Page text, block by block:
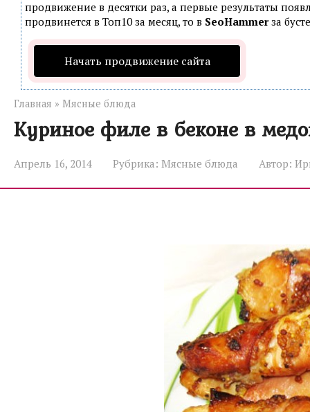
продвижение в десятки раз, а первые результаты
продвинется в Топ10 за месяц, то в SeoHammerза
Начать продвижение сайта
Главная » Мясные блюда
Куриное филе в беконе в
Апрель 16, 2014 Рубрика: Мясные блюда Автор: